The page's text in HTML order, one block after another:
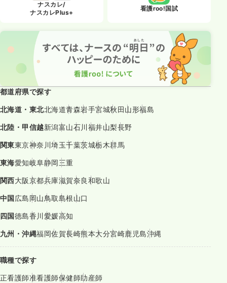
ナスカレ/
ナスカレPlus+
看護roo!国試
都道府県で探す
北海道・東北北海道青森岩手宮城秋田 山形福島
北陸・甲信越新潟富山石川 福井山梨長野
関東東京神奈川埼玉千葉茨城栃木群馬
東海愛知岐阜静岡三重
関西大阪京都兵庫滋賀奈良和歌山
中国 広島 岡山鳥取島根山口
四国徳島香川 愛媛高知
九州・沖縄福岡佐賀長崎熊本大分宮崎鹿児島沖縄
職種で探す
正看護師准看護師保健師助産師